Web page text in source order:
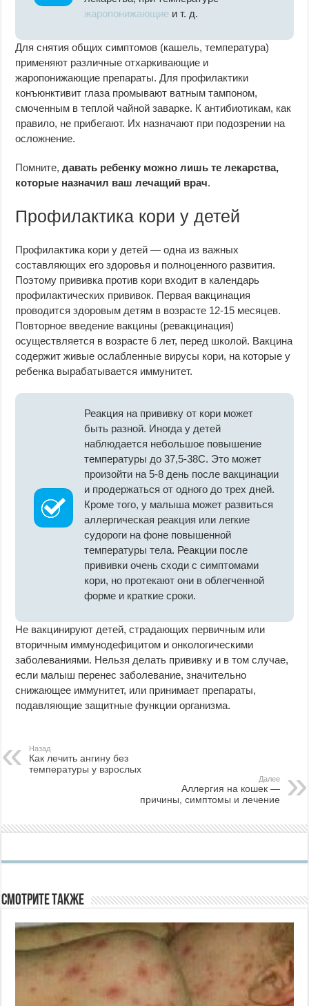
жаропонижающие и т. д.
Для снятия общих симптомов (кашель, температура)
применяют различные отхаркивающие и
жаропонижающие препараты. Для профилактики
конъюнктивит глаза промывают ватным тампоном,
смоченным в теплой чайной заварке. К антибиотикам, как
правило, не прибегают. Их назначают при подозрении на
осложнение.
Помните,давать ребенку можно лишь те лекарства,
которые назначил ваш лечащий врач.
Профилактика кори у детей
Профилактика кори у детей — одна из важных
составляющих его здоровья и полноценного развития.
Поэтому прививка против кори входит в календарь
профилактических прививок. Первая вакцинация
проводится здоровым детям в возрасте 12-15 месяцев.
Повторное введение вакцины (ревакцинация)
осуществляется в возрасте 6 лет, перед школой. Вакцина
содержит живые ослабленные вирусы кори, на которые у
ребенка выраба­тывается иммунитет.
Реакция на прививку от кори может
быть разной. Иногда у детей
наблюдается небольшое повышение
температуры до 37,5-38С. Это может
произойти на 5-8 день после вакцинации
и продержаться от одного до трех дней.
Кроме того, у малыша может развиться
аллергическая реакция или легкие
судороги на фоне повышенной
температуры тела. Реакции после
прививки очень сходи с симптомами
кори, но протекают они в облегченной
форме и краткие сроки.
Не вакцинируют детей, страдающих первичным или
вторичным иммунодефицитом и онкологическими
заболеваниями. Нельзя делать прививку и в том случае,
если малыш перенес заболевание, значительно
снижающее иммунитет, или принимает препараты,
подавляющие защитные функции организма.
Назад
Как лечить ангину без
температуры у взрослых
Далее
Аллергия на кошек —
причины, симптомы и лечение
Смотрите также